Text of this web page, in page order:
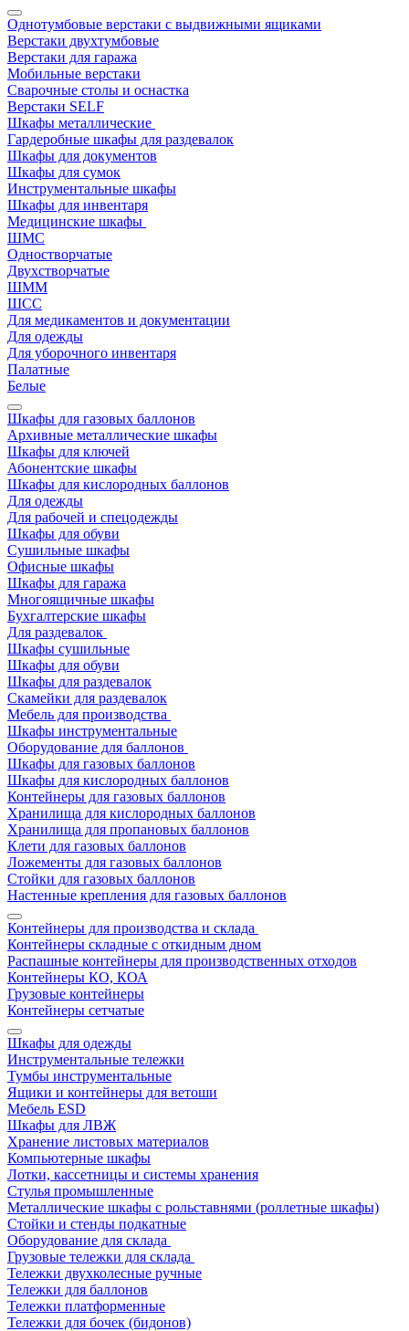
Однотумбовые верстаки с выдвижными ящиками
Верстаки двухтумбовые
Верстаки для гаража
Мобильные верстаки
Сварочные столы и оснастка
Верстаки SELF
Шкафы металлические
Гардеробные шкафы для раздевалок
Шкафы для документов
Шкафы для сумок
Инструментальные шкафы
Шкафы для инвентаря
Медицинские шкафы
ШМС
Одностворчатые
Двухстворчатые
ШММ
ШСС
Для медикаментов и документации
Для одежды
Для уборочного инвентаря
Палатные
Белые
Шкафы для газовых баллонов
Архивные металлические шкафы
Шкафы для ключей
Абонентские шкафы
Шкафы для кислородных баллонов
Для одежды
Для рабочей и спецодежды
Шкафы для обуви
Сушильные шкафы
Офисные шкафы
Шкафы для гаража
Многоящичные шкафы
Бухгалтерские шкафы
Для раздевалок
Шкафы сушильные
Шкафы для обуви
Шкафы для раздевалок
Скамейки для раздевалок
Мебель для производства
Шкафы инструментальные
Оборудование для баллонов
Шкафы для газовых баллонов
Шкафы для кислородных баллонов
Контейнеры для газовых баллонов
Хранилища для кислородных баллонов
Хранилища для пропановых баллонов
Клети для газовых баллонов
Ложементы для газовых баллонов
Стойки для газовых баллонов
Настенные крепления для газовых баллонов
Контейнеры для производства и склада
Контейнеры складные с откидным дном
Распашные контейнеры для производственных отходов
Контейнеры КО, КОА
Грузовые контейнеры
Контейнеры сетчатые
Шкафы для одежды
Инструментальные тележки
Тумбы инструментальные
Ящики и контейнеры для ветоши
Мебель ESD
Шкафы для ЛВЖ
Хранение листовых материалов
Компьютерные шкафы
Лотки, кассетницы и системы хранения
Стулья промышленные
Металлические шкафы с рольставнями (роллетные шкафы)
Стойки и стенды подкатные
Оборудование для склада
Грузовые тележки для склада
Тележки двухколесные ручные
Тележки для баллонов
Тележки платформенные
Тележки для бочек (бидонов)